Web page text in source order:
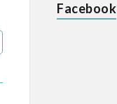
Facebook